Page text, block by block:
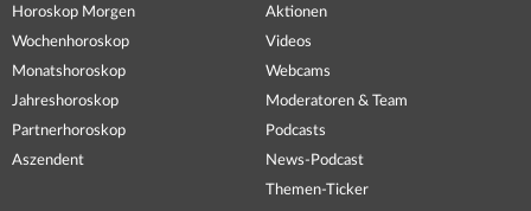
Horoskop Morgen
Wochenhoroskop
Monatshoroskop
Jahreshoroskop
Partnerhoroskop
Aszendent
Aktionen
Videos
Webcams
Moderatoren & Team
Podcasts
News-Podcast
Themen-Ticker